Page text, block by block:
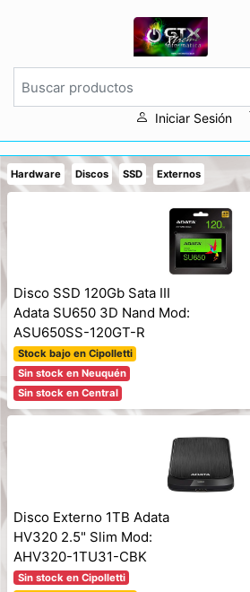
Iniciar Sesión
Hardware Discos SSD Externos
Disco SSD 120Gb Sata III
Adata SU650 3D Nand Mod:
ASU650SS-120GT-R
Stock bajo en Cipolletti
Sin stock en Neuquén
Sin stock en Central
Disco Externo 1TB Adata
HV320 2.5" Slim Mod:
AHV320-1TU31-CBK
Sin stock en Cipolletti